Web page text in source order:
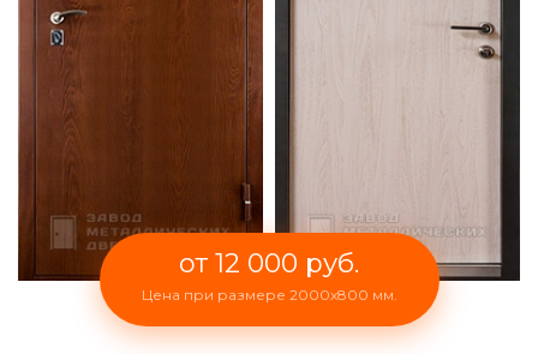
от 12 000 руб.
Цена при размере 2000x800 мм.